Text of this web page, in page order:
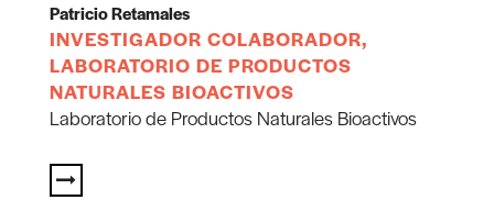
Patricio Retamales
INVESTIGADOR COLABORADOR,
LABORATORIO DE PRODUCTOS
NATURALES BIOACTIVOS
Laboratorio de Productos Naturales Bioactivos